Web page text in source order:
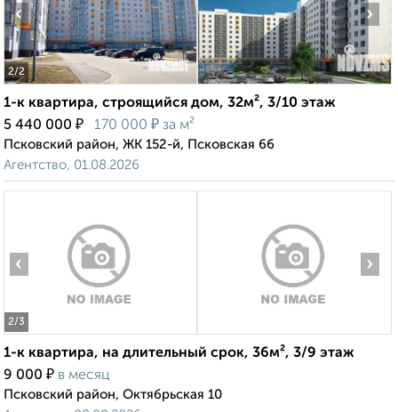
2/2
‹ ›
1-к квартира, строящийся дом, 32м², 3/10 этаж
5 440 000 ₽ 170 000 ₽ за м²
Псковский район, ЖК 152-й, Псковская 66
Агентство, 01.08.2026
2/3
‹ ›
1-к квартира, на длительный срок, 36м², 3/9 этаж
9 000 ₽ в месяц
Псковский район, Октябрьская 10